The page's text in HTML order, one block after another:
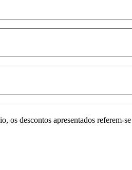
os descontos apresentados referem-